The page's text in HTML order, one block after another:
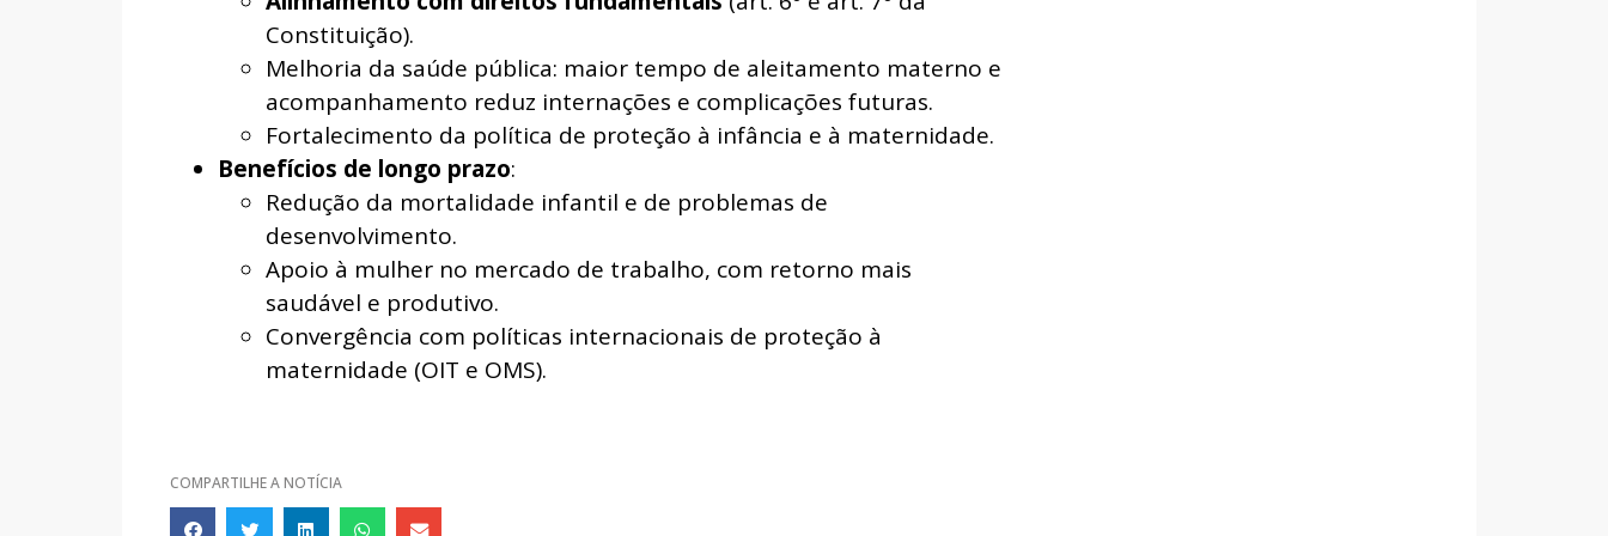
Constituição).
Melhoria da saúde pública: maior tempo de aleitamento materno e
acompanhamento reduz internações e complicações futuras.
Fortalecimento da política de proteção à infância e à maternidade.
Benefícios de longo prazo:
Redução da mortalidade infantil e de problemas de
desenvolvimento.
Apoio à mulher no mercado de trabalho, com retorno mais
saudável e produtivo.
Convergência com políticas internacionais de proteção à
maternidade (OIT e OMS).
COMPARTILHE A NOTÍCIA